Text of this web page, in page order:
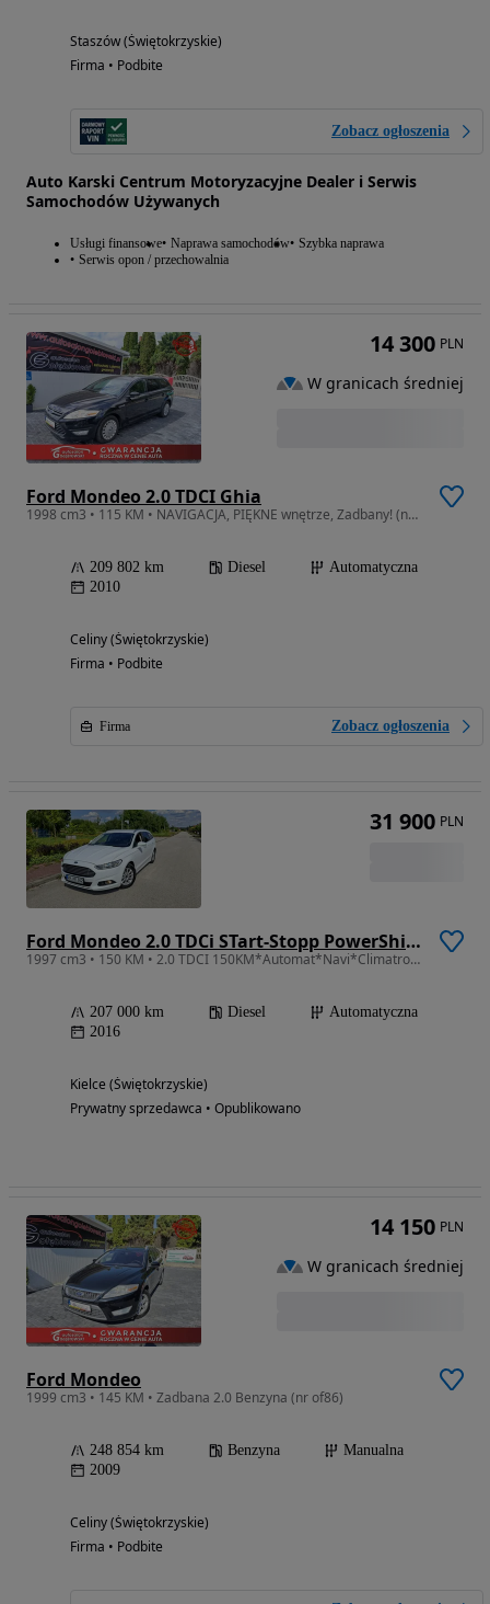
Staszów (Świętokrzyskie)
Firma • Podbite
Zobacz ogłoszenia
Auto Karski Centrum Motoryzacyjne Dealer i Serwis
Samochodów Używanych
Usługi finansowe Naprawa samochodów Szybka naprawa
Serwis opon / przechowalnia
Ford Mondeo 2.0 TDCI Ghia
1998 cm3 • 115 KM • NAVIGACJA, PIĘKNE wnętrze, Zadbany! (nr of42)
209 802 km Diesel
Automatyczna
2010
Celiny (Świętokrzyskie)
Firma • Podbite
Firma Zobacz ogłoszenia
14 300 PLN
W granicach średniej
Ford Mondeo 2.0 TDCi STart-Stopp PowerShift-Aut Titanium
1997 cm3 • 150 KM • 2.0 TDCI 150KM*Automat*Navi*Climatronic
207 000 km Diesel
Automatyczna
2016
Kielce (Świętokrzyskie)
Prywatny sprzedawca • Opublikowano
31 900 PLN
Ford Mondeo
1999 cm3 • 145 KM • Zadbana 2.0 Benzyna (nr of86)
248 854 km Benzyna
Manualna
2009
Celiny (Świętokrzyskie)
Firma • Podbite
14 150 PLN
W granicach średniej